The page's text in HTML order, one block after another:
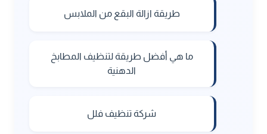
طريقة ازالة البقع من الملابس
ما هي أفضل طريقة لتنظيف المطابخ
الدهنية
شركة تنظيف فلل